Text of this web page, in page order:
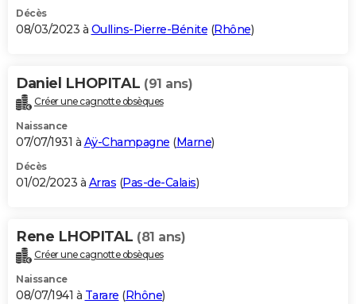
Décès
08/03/2023 à Oullins-Pierre-Bénite (Rhône)
Daniel LHOPITAL (91 ans)
Créer une cagnotte obsèques
Naissance
07/07/1931 à Aÿ-Champagne (Marne)
Décès
01/02/2023 à Arras (Pas-de-Calais)
Rene LHOPITAL (81 ans)
Créer une cagnotte obsèques
Naissance
08/07/1941 à Tarare (Rhône)